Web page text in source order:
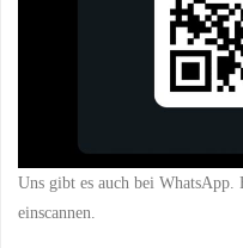
Uns gibt es auch bei
einscannen.